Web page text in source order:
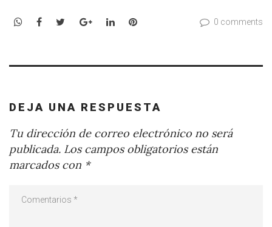
WhatsApp
Facebook
TwitterGoogle+LinkedInPinterest 0 comments
DEJA UNA RESPUESTA
Tu dirección de correo electrónico no será
publicada. Los campos obligatorios están
marcados con *